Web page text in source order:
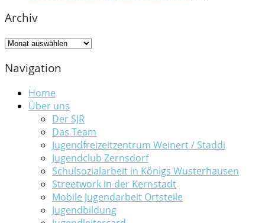
Archiv
Archiv
Navigation
Home
Über uns
Der SJR
Das Team
Jugendfreizeitzentrum Weinert / Staddi
Jugendclub Zernsdorf
Schulsozialarbeit in Königs Wusterhausen
Streetwork in der Kernstadt
Mobile Jugendarbeit Ortsteile
Jugendbildung